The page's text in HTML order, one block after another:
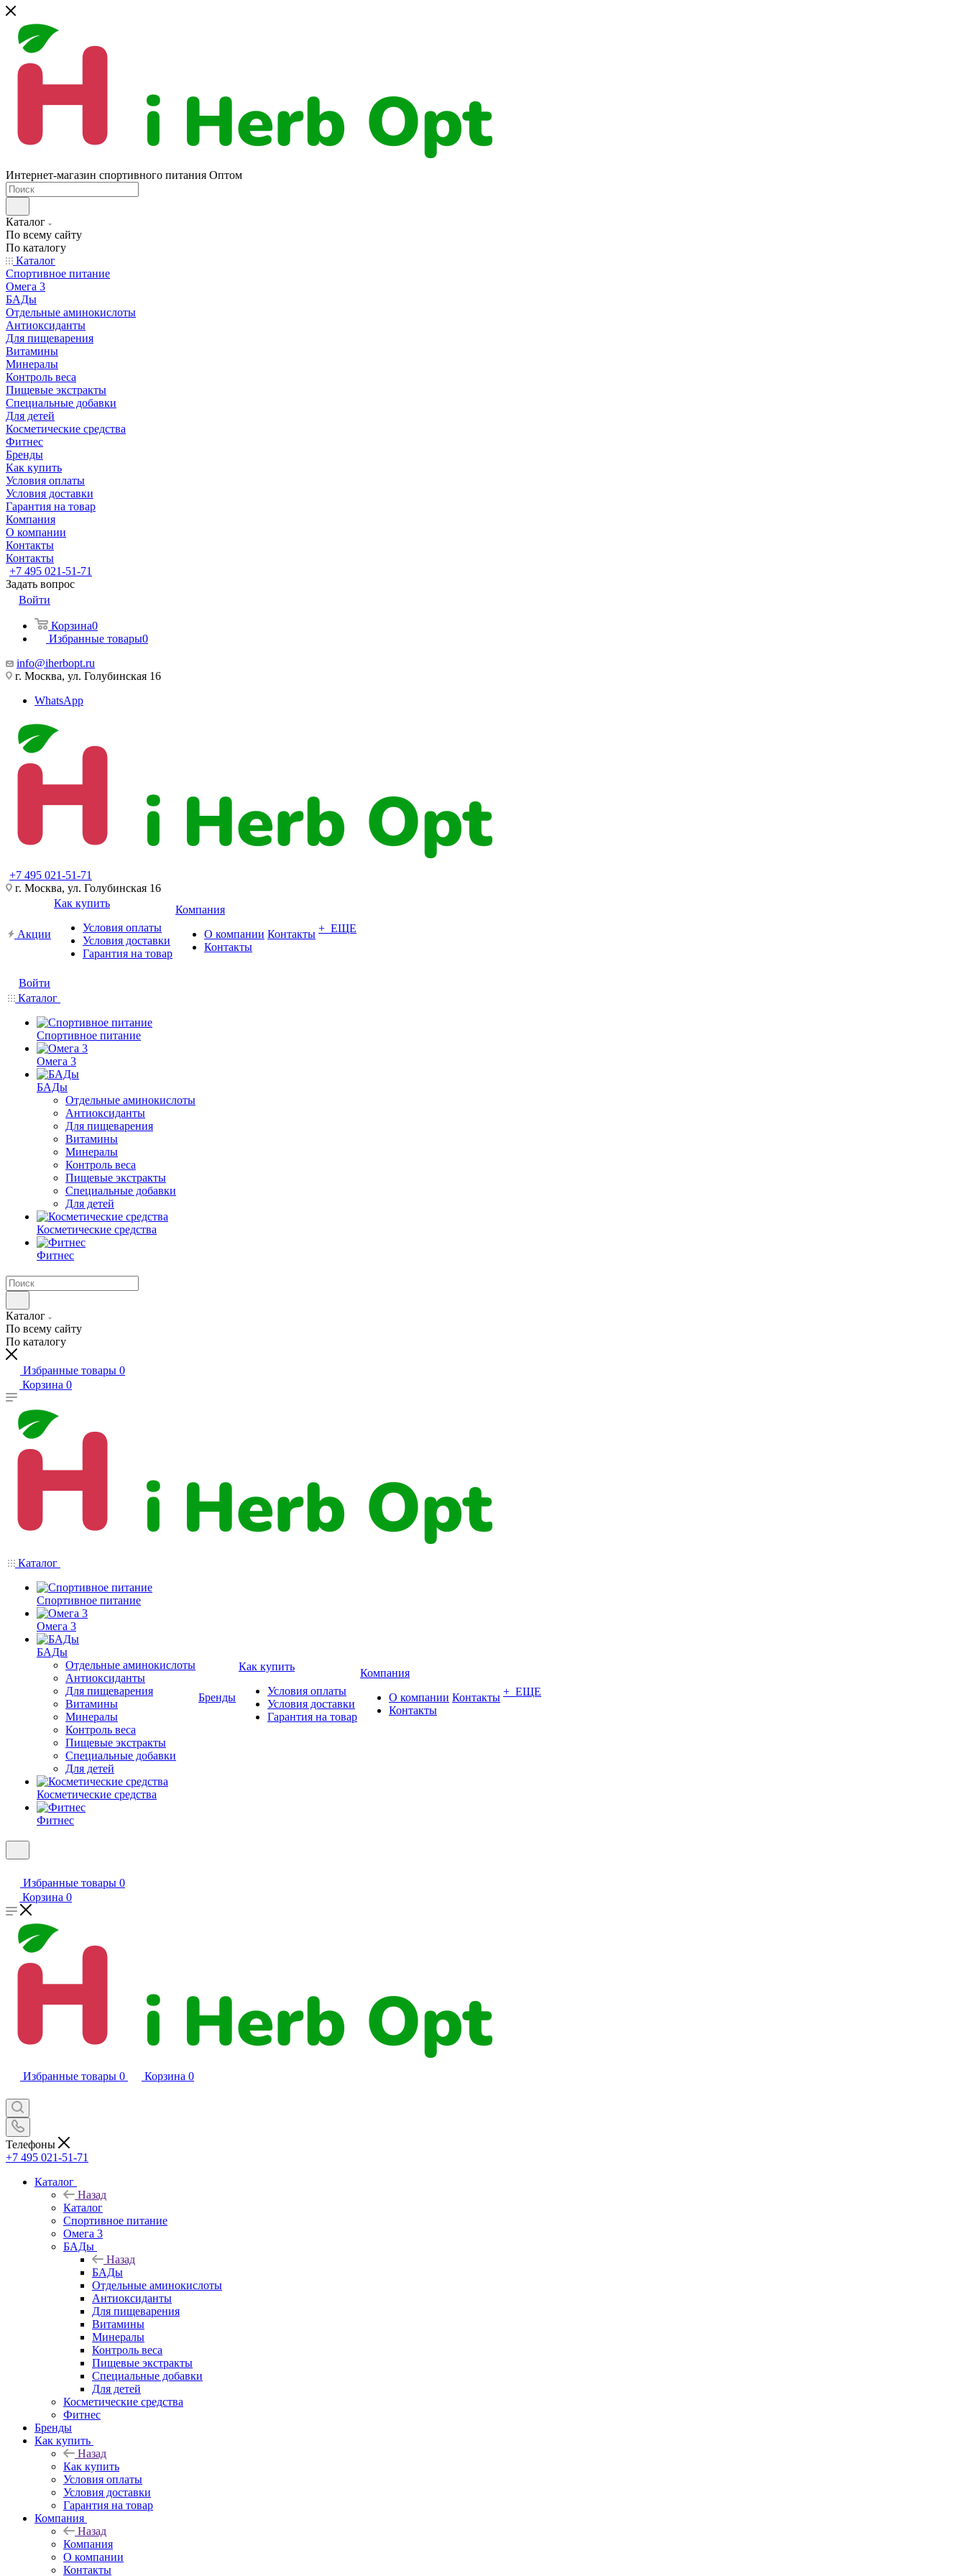
Интернет-магазин спортивного питания Оптом
Каталог
По всему сайту
По каталогу
Каталог
Спортивное питание
Омега 3
БАДы
Отдельные аминокислоты
Антиоксиданты
Для пищеварения
Витамины
Минералы
Контроль веса
Пищевые экстракты
Специальные добавки
Для детей
Косметические средства
Фитнес
Бренды
Как купить
Условия оплаты
Условия доставки
Гарантия на товар
Компания
О компании
Контакты
Контакты
+7 495 021-51-71
Задать вопрос
Войти
Корзина0
Избранные товары0
info@iherbopt.ru
г. Москва, ул. Голубинская 16
WhatsApp
+7 495 021-51-71
г. Москва, ул. Голубинская 16
Акции
Как купить
Условия оплаты
Условия доставки
Гарантия на товар
Компания
О компании
Контакты
Контакты + ЕЩЕ
Войти
Каталог
Спортивное питание
Омега 3
БАДы
Отдельные аминокислоты
Антиоксиданты
Для пищеварения
Витамины
Минералы
Контроль веса
Пищевые экстракты
Специальные добавки
Для детей
Косметические средства
Фитнес
Каталог
По всему сайту
По каталогу
Избранные товары 0
Корзина 0
Каталог
Спортивное питание
Омега 3
БАДы
Отдельные аминокислоты
Антиоксиданты
Для пищеварения
Витамины
Минералы
Контроль веса
Пищевые экстракты
Специальные добавки
Для детей
Косметические средства
Фитнес
Бренды
Как купить
Условия оплаты
Условия доставки
Гарантия на товар
Компания
О компании
Контакты
Контакты + ЕЩЕ
Избранные товары 0
Корзина 0
Избранные товары 0 Корзина 0
Телефоны
+7 495 021-51-71
Каталог
Назад
Каталог
Спортивное питание
Омега 3
БАДы
Назад
БАДы
Отдельные аминокислоты
Антиоксиданты
Для пищеварения
Витамины
Минералы
Контроль веса
Пищевые экстракты
Специальные добавки
Для детей
Косметические средства
Фитнес
Бренды
Как купить
Назад
Как купить
Условия оплаты
Условия доставки
Гарантия на товар
Компания
Назад
Компания
О компании
Контакты